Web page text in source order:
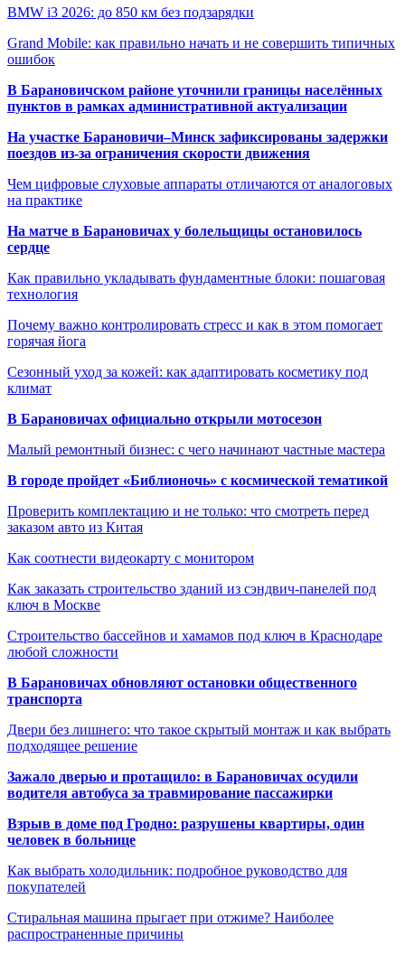
BMW i3 2026: до 850 км без подзарядки
Grand Mobile: как правильно начать и не совершить типичных
ошибок
В Барановичском районе уточнили границы населённых
пунктов в рамках административной актуализации
На участке Барановичи–Минск зафиксированы задержки
поездов из-за ограничения скорости движения
Чем цифровые слуховые аппараты отличаются от аналоговых
на практике
На матче в Барановичах у болельщицы остановилось
сердце
Как правильно укладывать фундаментные блоки: пошаговая
технология
Почему важно контролировать стресс и как в этом помогает
горячая йога
Сезонный уход за кожей: как адаптировать косметику под
климат
В Барановичах официально открыли мотосезон
Малый ремонтный бизнес: с чего начинают частные мастера
В городе пройдет «Библионочь» с космической тематикой
Проверить комплектацию и не только: что смотреть перед
заказом авто из Китая
Как соотнести видеокарту с монитором
Как заказать строительство зданий из сэндвич-панелей под
ключ в Москве
Строительство бассейнов и хамамов под ключ в Краснодаре
любой сложности
В Барановичах обновляют остановки общественного
транспорта
Двери без лишнего: что такое скрытый монтаж и как выбрать
подходящее решение
Зажало дверью и протащило: в Барановичах осудили
водителя автобуса за травмирование пассажирки
Взрыв в доме под Гродно: разрушены квартиры, один
человек в больнице
Как выбрать холодильник: подробное руководство для
покупателей
Стиральная машина прыгает при отжиме? Наиболее
распространенные причины